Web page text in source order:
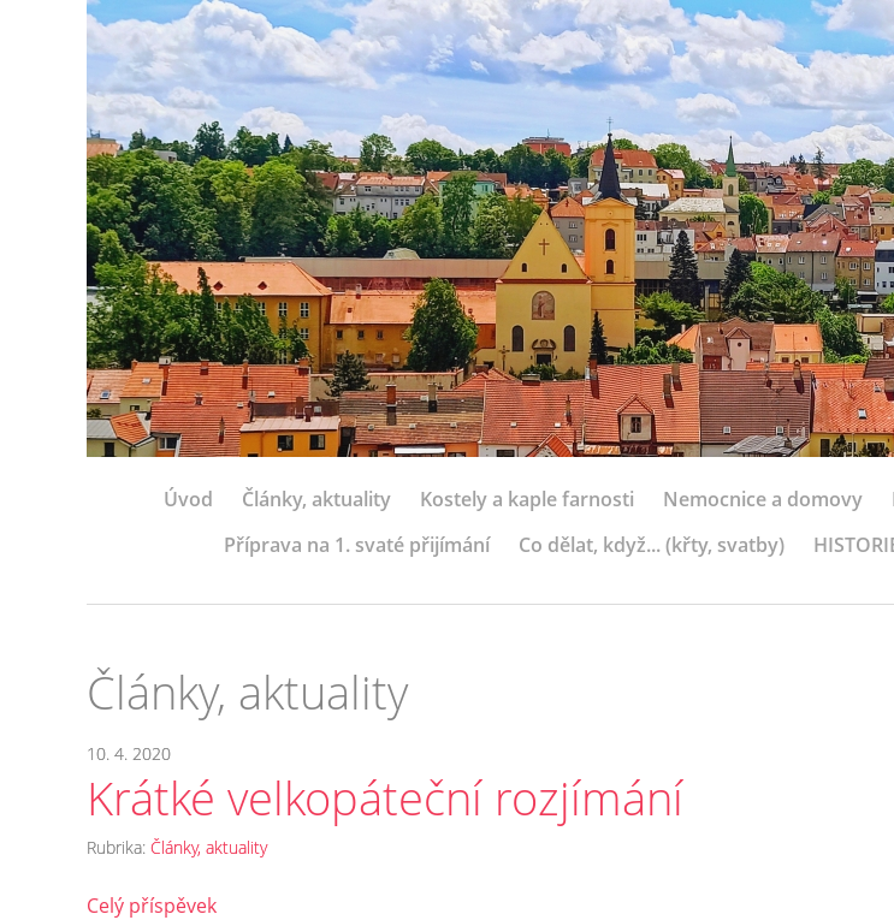
Úvod Články, aktuality Kostely a kaple farnosti Nemocnice a domovy
Příprava na 1. svaté přijímání
Co dělat, když... (křty, svatby)
Články, aktuality
10. 4. 2020
Krátké velkopáteční rozjímání
Rubrika: Články, aktuality
Celý příspěvek